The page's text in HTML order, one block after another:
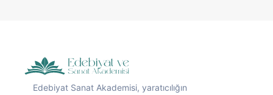
Edebiyat Sanat Akademisi, yaratıcılığın